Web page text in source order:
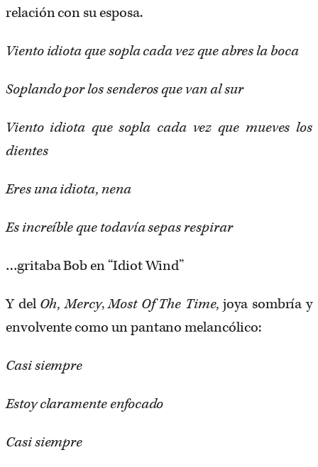
relación con su esposa.
Viento idiota que sopla cada vez que abres la boca
Soplando por los senderos que van al sur
Viento idiota que sopla cada vez que mueves los
dientes
Eres una idiota, nena
Es increíble que todavía sepas respirar
…gritaba Bob en “Idiot Wind”
Y del ​ Oh, Mercy, ​Most Of The Time, joya sombría y
envolvente como un pantano melancólico:
Casi siempre
Estoy claramente enfocado
Casi siempre